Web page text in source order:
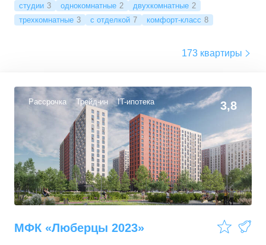
студии 3 однокомнатные 2 двухкомнатные 2
трехкомнатные 3 с отделкой 7 комфорт-класс 8
173 квартиры
Рассрочка Трейд-ин IT-ипотека 3,8
МФК «Люберцы 2023»